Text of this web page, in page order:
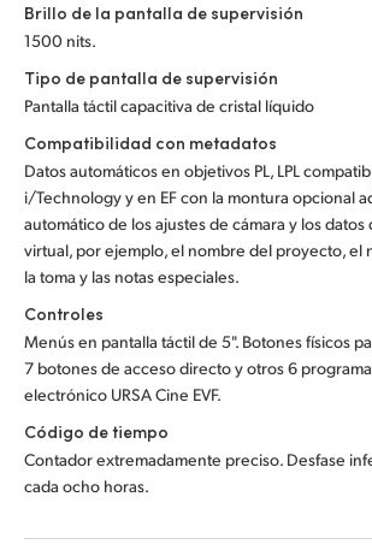
Brillo de la pantalla de supervisión
1500 nits.
Tipo de pantalla de supervisión
Pantalla táctil capacitiva de cristal líquido
Compatibilidad con metadatos
Datos automáticos en objetivos PL, LPL
i/Technology y en EF con la montura opcional
automático de los ajustes de cámara y los datos
virtual, por ejemplo, el nombre del proyecto, el
la toma y las notas especiales.
Controles
Menús en pantalla táctil de 5". Botones físicos
7 botones de acceso directo y otros 6
electrónico URSA Cine EVF.
Código de tiempo
Contador extremadamente preciso. Desfase
cada ocho horas.